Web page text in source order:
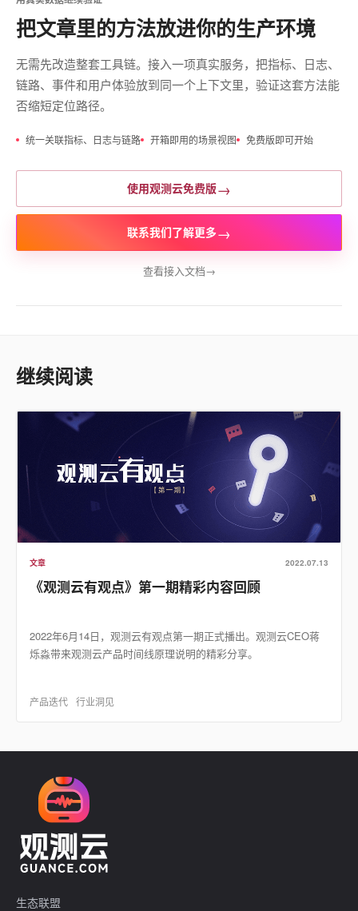
把文章里的方法放进你的生产环境
无需先改造整套工具链。接入一项真实服务，把指标、日志、
链路、事件和用户体验放到同一个上下文里，验证这套方法能
否缩短定位路径。
统一关联指标、日志与链路 开箱即用的场景视图 免费版即可开始
使用观测云免费版→
联系我们了解更多→
查看接入文档→
继续阅读
文章 2022.07.13
《观测云有观点》第一期精彩内容回顾
2022年6月14日，观测云有观点第一期正式播出。观测云CEO蒋
烁淼带来观测云产品时间线原理说明的精彩分享。
产品迭代 行业洞见
生态联盟